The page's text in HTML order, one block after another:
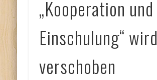
„Kooperation und
Einschulung“ wird
verschoben